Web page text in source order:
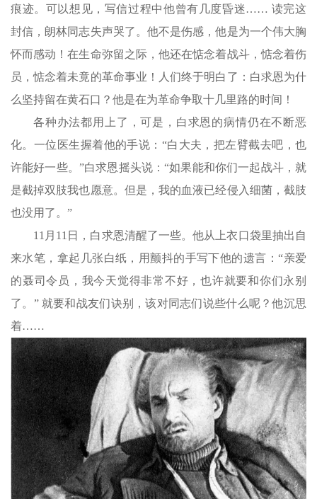
痕迹。可以想见，写信过程中他曾有几度昏迷…… 读完这
封信，朗林同志失声哭了。他不是伤感，他是为一个伟大胸
怀而感动！在生命弥留之际，他还在惦念着战斗，惦念着伤
员，惦念着未竟的革命事业！人们终于明白了：白求恩为什
么坚持留在黄石口？他是在为革命争取十几里路的时间！
各种办法都用上了，可是，白求恩的病情仍在不断恶
化。一位医生握着他的手说：“白大夫，把左臂截去吧，也
许能好一些。”白求恩摇头说：“如果能和你们一起战斗，就
是截掉双肢我也愿意。但是，我的血液已经侵入细菌，截肢
也没用了。”
11月11日，白求恩清醒了一些。他从上衣口袋里抽出自
来水笔，拿起几张白纸，用颤抖的手写下他的遗言：“亲爱
的聂司令员，我今天觉得非常不好，也许就要和你们永别
了。” 就要和战友们诀别，该对同志们说些什么呢？他沉思
着……